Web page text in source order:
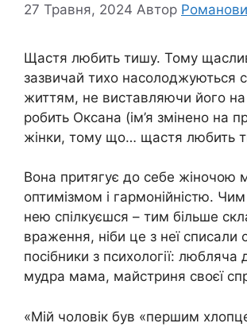
27 Травня, 2024 Автор
Щастя любить тишу. Тому
зазвичай тихо насолоджуються
життям, не виставляючи його на
робить Оксана (ім’я змінено на
жінки, тому що… щастя любить
Вона притягує до себе жіночою
оптимізмом і гармонійністю.
нею спілкуєшся – тим більше
враження, ніби це з неї списали
посібники з психології:
мудра мама, майстриня своєї
«Мій чоловік був «першим